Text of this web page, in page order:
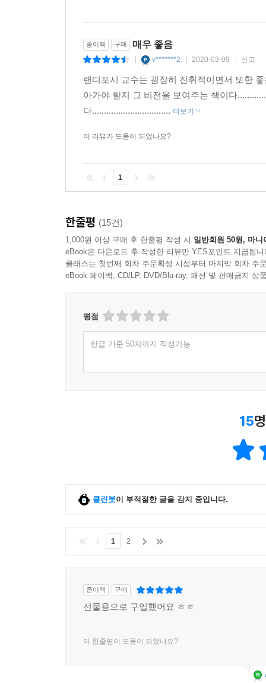
종이책 구매 매우 좋음
v*******2 2020-03-09 신고
랜디포시 교수는 굉장히 진취적이면서 또한
아가야 할지 그 비전을 보여주는 책이다
다................................. 더보기
이 리뷰가 도움이 되었나요?
1
한줄평 (15건)
1,000원 이상 구매 후 한줄평 작성 시 일반회원 50원, 마니
eBook은 다운로드 후 작성한 리뷰만 YES포인트 지급됩니
클래스는 첫번째 회차 주문확정 시점부터 마지막 회차 주
eBook 페이백, CD/LP, DVD/Blu-ray, 패션 및 판매금지 상
평점
한글 기준 50자까지 작성가능
15
클린봇이 부적절한 글을 감지 중입니다.
1 2
종이책 구매
선물용으로 구입했어요 ㅎㅎ
이 한줄평이 도움이 되었나요?